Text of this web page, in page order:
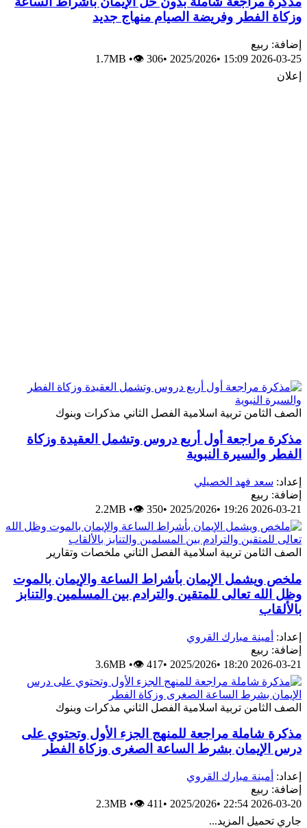
وزكاة الفطر وفريضة الصيام منهاج جديد
إضافة: ربيع
2026-03-25 15:09
•
2025/2026
•
1.7MB •👁 306
إعلان
الصف الثامن تربية اسلامية الفصل الثاني مذكرات وبنوك
مذكرة مراجعة أول أربع دروس وتشمل العقيدة وزكاة
الفطر والسيرة النبوية
إعداد: سعد فهد الخصيلي
إضافة: ربيع
2026-03-21 19:26
•
2025/2026
•
2.2MB •👁 350
الصف الثامن تربية اسلامية الفصل الثاني ملخصات وتقارير
ملخص ويشمل الإيمان بأشراط الساعة والإيمان بالموت
وظل الله تعالى للمتقين والترادم بين المسلمين والتنابز
بالألقاب
إعداد: أمينة مبارك القروي
إضافة: ربيع
2026-03-21 18:20
•
2025/2026
•
3.6MB •👁 417
الصف الثامن تربية اسلامية الفصل الثاني مذكرات وبنوك
مذكرة شاملة مراجعة للمنهج الجزء الأول وتحتوي على
درس الإيمان بشرط الساعة الصغرى وزكاة الفطر
إعداد: أمينة مبارك القروي
إضافة: ربيع
2026-03-20 22:54
•
2025/2026
•
2.3MB •👁 411
جاري تحميل المزيد...